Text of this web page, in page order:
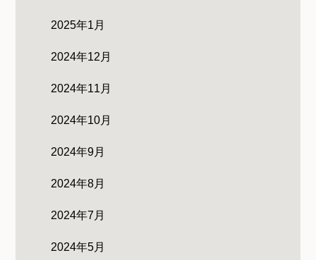
2025年1月
2024年12月
2024年11月
2024年10月
2024年9月
2024年8月
2024年7月
2024年5月